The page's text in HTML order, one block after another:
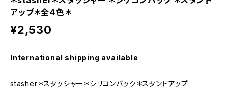
アップ＊全４色＊
¥2,530
International shipping available
stasher＊スタッシャー＊シリコンバック＊スタンドアップ